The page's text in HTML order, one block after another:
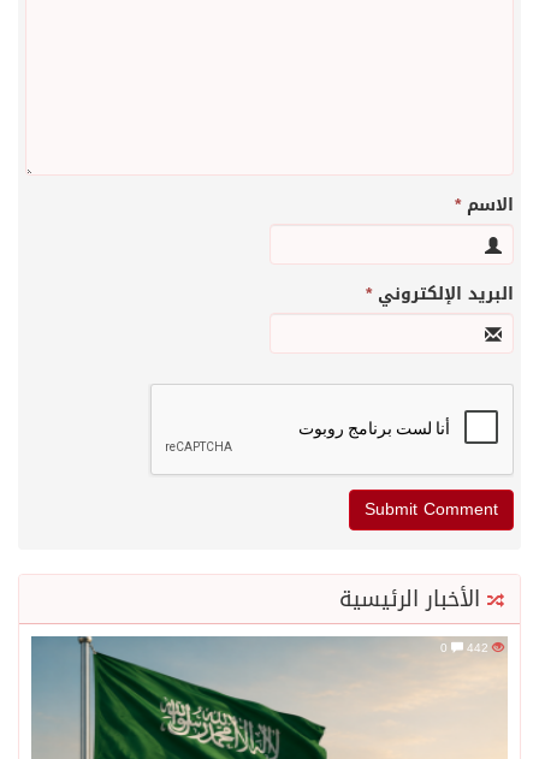
الاسم*
البريد الإلكتروني*
الأخبار الرئيسية